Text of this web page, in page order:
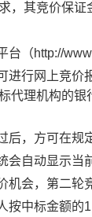
，其竞价保证
台（http://
进行网上竞价
代理机构的银
后，方可在规
会自动显示当
机会，第二轮
按中标金额的